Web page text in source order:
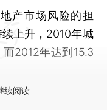
产市场风险的担
上升，2010年城
2012年达到15.3
续阅读